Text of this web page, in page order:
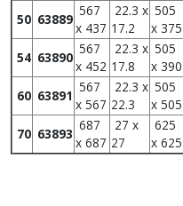
50 63889
567
x 437
22.3 x
17.2
505
x 375
54 63890
567
x 452
22.3 x
17.8
505
x 390
60 63891
567
x 567
22.3 x
22.3
505
x 505
70 63893
687
x 687
27 x
27
625
x 625